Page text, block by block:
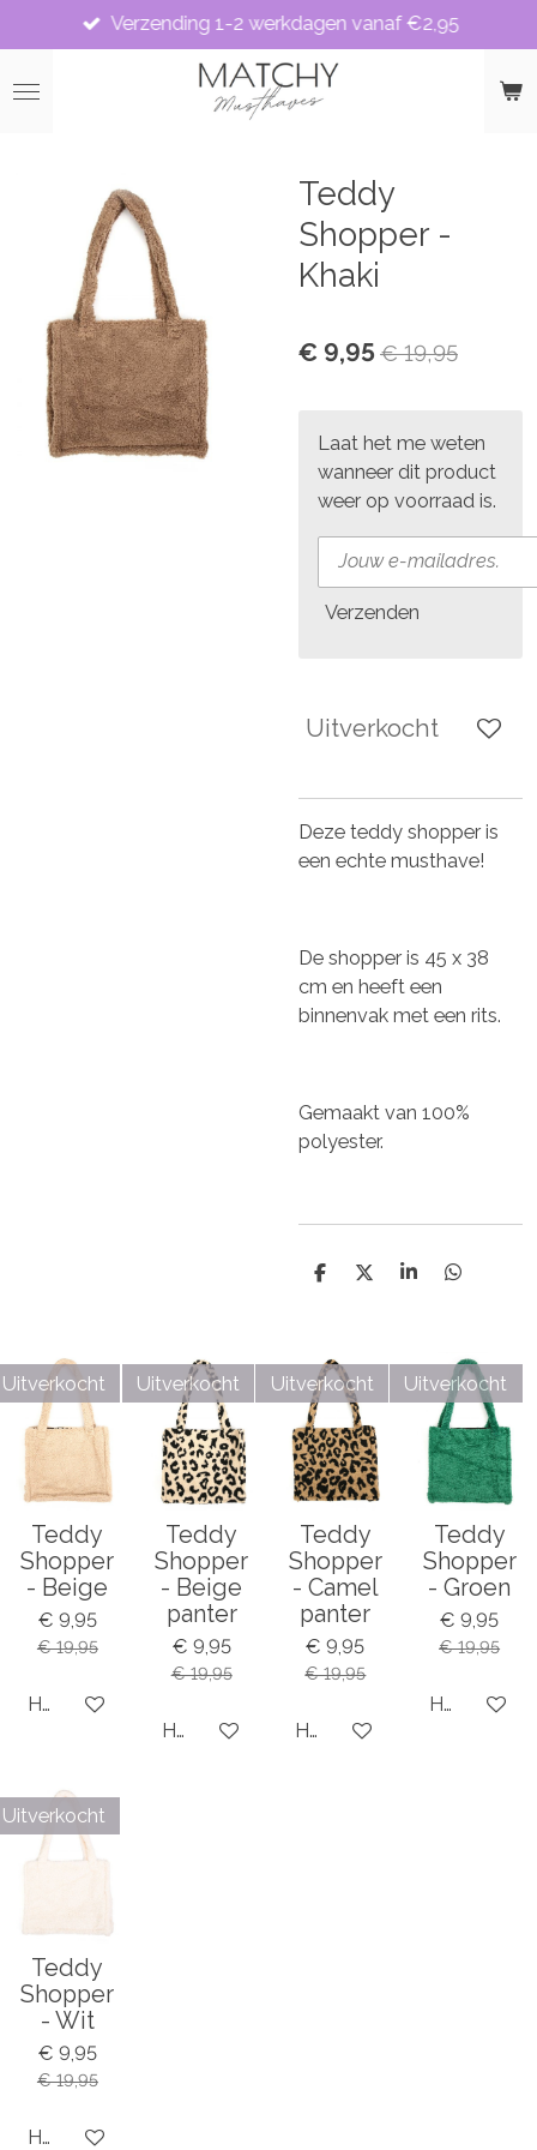
direct
naar
Verzending 1-2 werkdagen vanaf €2,95
Teddy
Shopper -
Khaki
€ 9,95€ 19,95
Laat het me weten
wanneer dit product
weer op voorraad is.
Verzenden
Uitverkocht
Deze teddy shopper is
een echte musthave!
De shopper is 45 x 38
cm en heeft een
binnenvak met een rits.
Gemaakt van 100%
polyester.
D
n
D
S
e
D
n
Uitverkocht
Teddy
Shopper
- Beige
€ 9,95
€ 19,95
Houd mij op de hoogte
Uitverkocht
Teddy
Shopper
- Beige
panter
€ 9,95
€ 19,95
Houd mij op de hoogte
Uitverkocht
Teddy
Shopper
- Camel
panter
€ 9,95
€ 19,95
Houd mij op de hoogte
Uitverkocht
Teddy
Shopper
- Groen
€ 9,95
€ 19,95
Houd mij
Uitverkocht
Teddy
Shopper
- Wit
€ 9,95
€ 19,95
Houd mij op de hoogte